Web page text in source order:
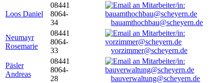
Loos Daniel
08441
8064-
34
bauamthochbau@scheyern.de
Neumayr
Rosemarie
08441
8064-
33
vorzimmer@scheyern.de
Päsler
Andreas
08441
8064-
28
bauverwaltung@scheyern.de